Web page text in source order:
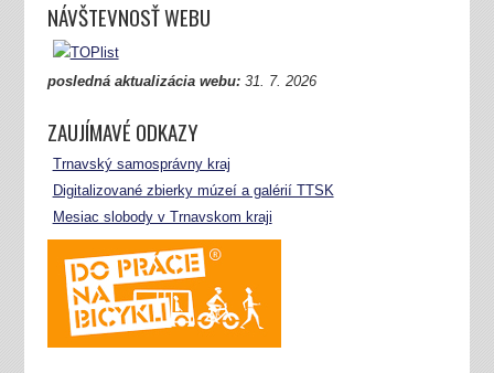
NÁVŠTEVNOSŤ WEBU
posledná aktualizácia webu:31. 7. 2026
ZAUJÍMAVÉ ODKAZY
Trnavský samosprávny kraj
Digitalizované zbierky múzeí a galérií TTSK
Mesiac slobody v Trnavskom kraji